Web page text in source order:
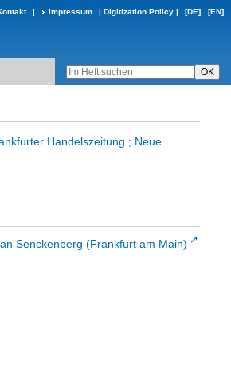
| Impressum | Digitization Policy | [DE] [EN]
Handelszeitung ; Neue
Senckenberg (Frankfurt am Main)